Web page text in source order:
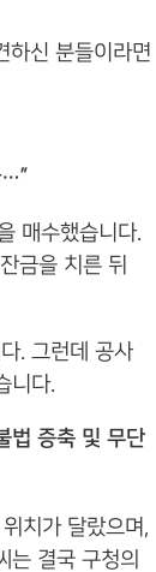
하신 분들이라면
…”
매수했습니다.
금을 치른 뒤
. 그런데 공사
니다.
법 증축 및 무단
치가 달랐으며,
는 결국 구청의